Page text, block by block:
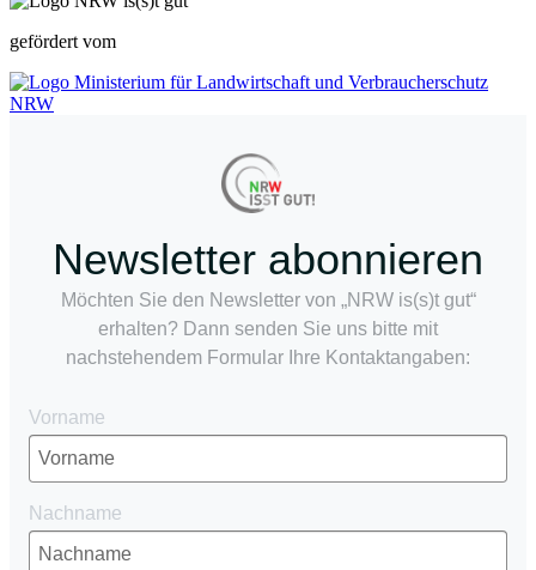
gefördert vom
Newsletter abonnieren
Möchten Sie den Newsletter von „NRW is(s)t gut“
erhalten? Dann senden Sie uns bitte mit
nachstehendem Formular Ihre Kontaktangaben:
Vorname
Nachname